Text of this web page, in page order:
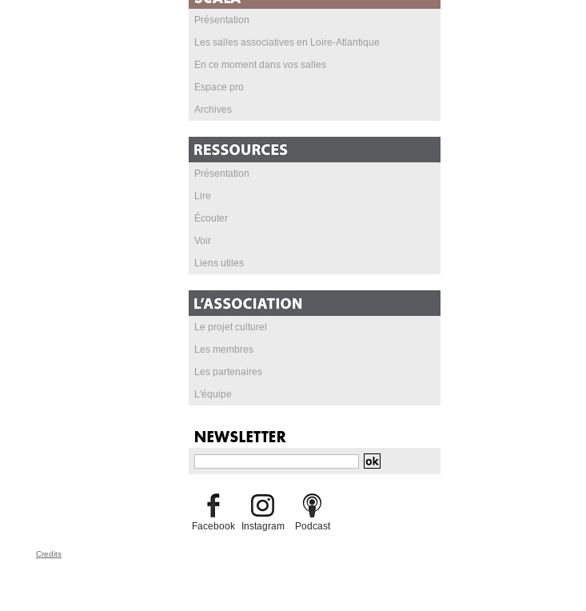
Présentation
Les salles associatives en Loire-Atlantique
En ce moment dans vos salles
Espace pro
Archives
Présentation
Lire
Écouter
Voir
Liens utiles
Le projet culturel
Les membres
Les partenaires
L'équipe
Facebook Instagram Podcast
Credits